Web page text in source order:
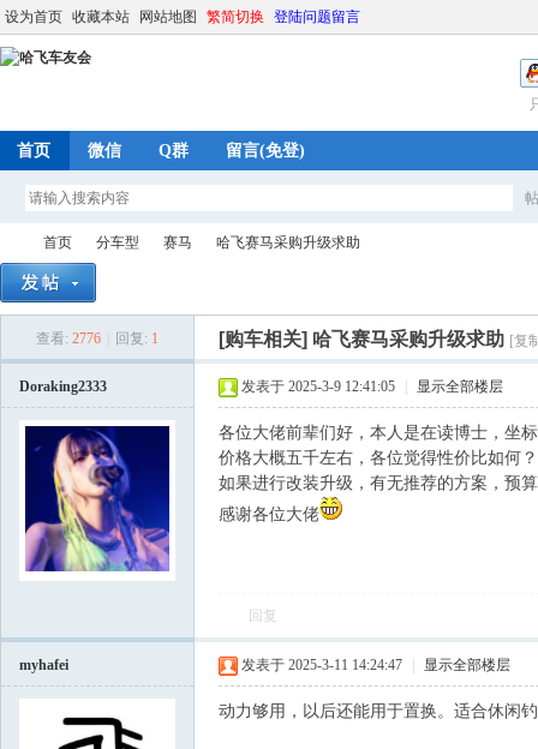
设为首页 收藏本站 网站地图 繁简切换 登陆问题留言
首页 微信 Q群 留言(免登)
首页
›
分车型
›
赛马 哈飞赛马采购升级求助
查看: 2776 回复: 1 [购车相关] 哈飞赛马采购升级求助 [复
Doraking2333 发表于 2025-3-9 12:41:05 显示全部楼层
各位大佬前辈们好，本人是在读博士，坐
价格大概五千左右，各位觉得性价比如何？
如果进行改装升级，有无推荐的方案，预
感谢各位大佬
回复
myhafei 发表于 2025-3-11 14:24:47 显示全部楼层
动力够用，以后还能用于置换。适合休闲